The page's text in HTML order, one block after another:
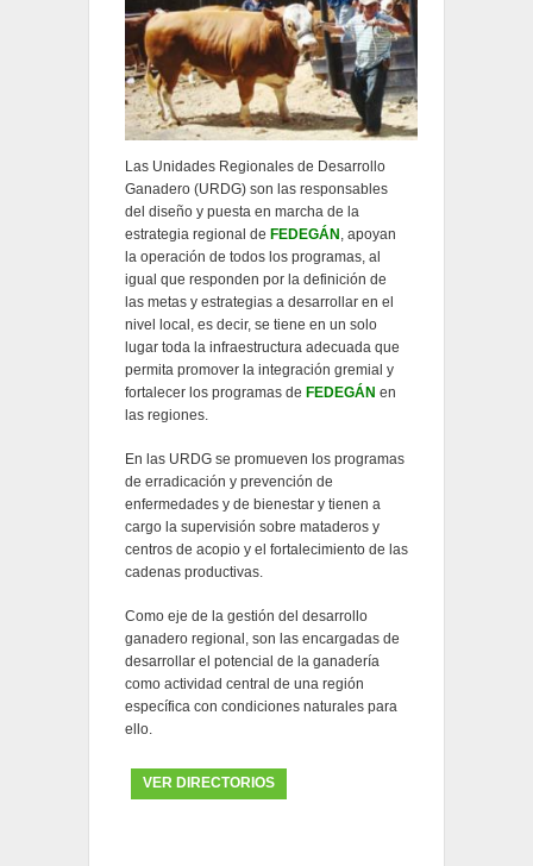
Las Unidades Regionales de Desarrollo
Ganadero (URDG) son las responsables
del diseño y puesta en marcha de la
estrategia regional de FEDEGÁN , apoyan
la operación de todos los programas, al
igual que responden por la definición de
las metas y estrategias a desarrollar en el
nivel local, es decir, se tiene en un solo
lugar toda la infraestructura adecuada que
permita promover la integración gremial y
fortalecer los programas de FEDEGÁN en
las regiones.
En las URDG se promueven los programas
de erradicación y prevención de
enfermedades y de bienestar y tienen a
cargo la supervisión sobre mataderos y
centros de acopio y el fortalecimiento de las
cadenas productivas.
Como eje de la gestión del desarrollo
ganadero regional, son las encargadas de
desarrollar el potencial de la ganadería
como actividad central de una región
específica con condiciones naturales para
ello.
VER DIRECTORIOS